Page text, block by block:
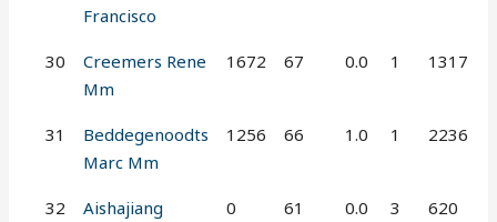
Francisco
30
Creemers Rene
Mm
1672 67 0.0 1 1317
31
Beddegenoodts
Marc Mm
1256 66 1.0 1 2236
32
Aishajiang
0 61 0.0 3 620